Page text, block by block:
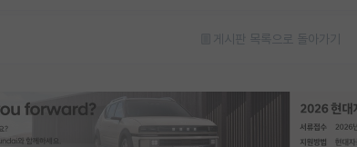
게시판 목록으로 돌아가기